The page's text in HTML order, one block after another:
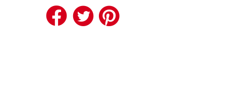
Facebook
Twitter